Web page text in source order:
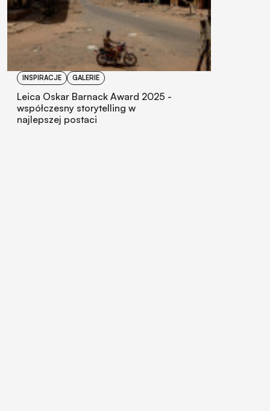
INSPIRACJE GALERIE
Leica Oskar Barnack Award 2025 -
współczesny storytelling w
najlepszej postaci